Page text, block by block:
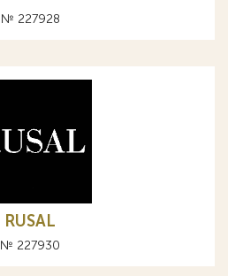
№ 227928
RUSAL
№ 227930